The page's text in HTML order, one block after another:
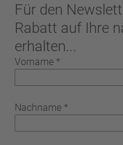
Für den
Rabatt auf Ihre
erhalten...
Vorname *
Nachname *